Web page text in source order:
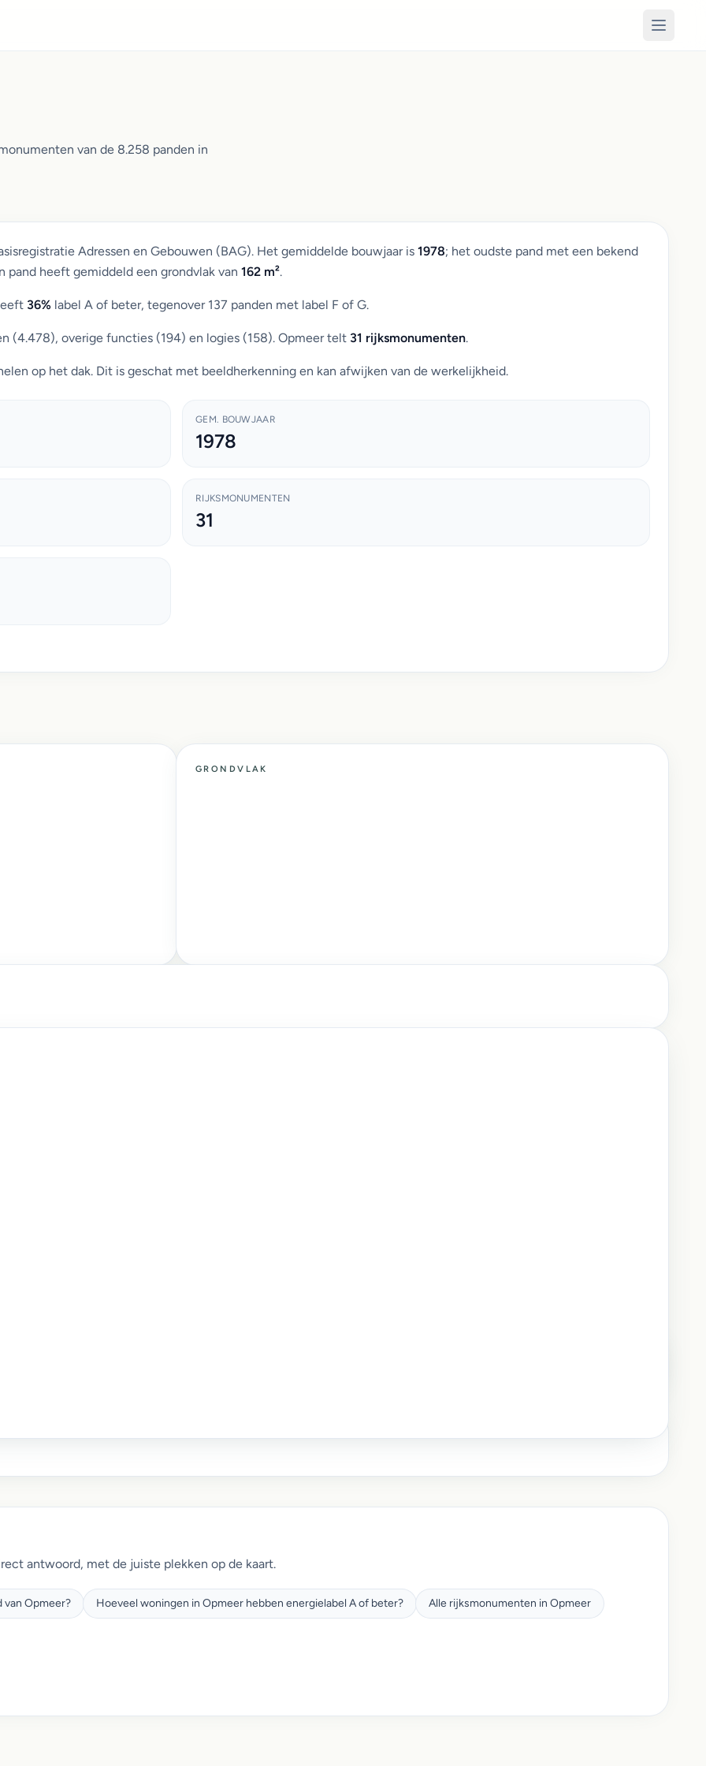
van de 8.258 panden in
Adressen en Gebouwen (BAG). Het gemiddelde bouwjaar is 1978; het oudste pand met een bekend
heeft gemiddeld een grondvlak van 162 m².
36% label A of beter, tegenover 137 panden met label F of G.
(4.478), overige functies (194) en logies (158). Opmeer telt 31 rijksmonumenten.
op het dak. Dit is geschat met beeldherkenning en kan afwijken van de werkelijkheid.
GEM. BOUWJAAR
1978
RIJKSMONUMENTEN
31
GRONDVLAK
antwoord, met de juiste plekken op de kaart.
van Opmeer? Hoeveel woningen in Opmeer hebben energielabel A of beter? Alle rijksmonumenten in Opmeer